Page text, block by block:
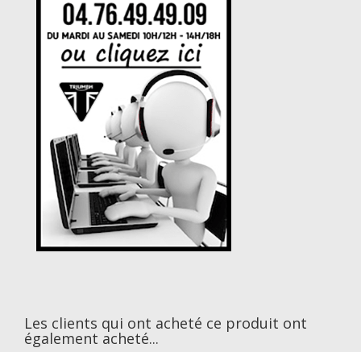
Les clients qui ont acheté ce produit ont
également acheté...